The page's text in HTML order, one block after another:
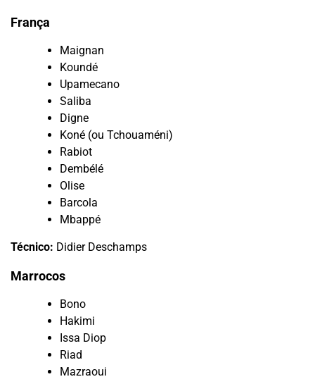
França
Maignan
Koundé
Upamecano
Saliba
Digne
Koné (ou Tchouaméni)
Rabiot
Dembélé
Olise
Barcola
Mbappé
Técnico: Didier Deschamps
Marrocos
Bono
Hakimi
Issa Diop
Riad
Mazraoui